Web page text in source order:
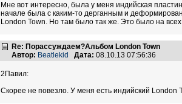
Мне вот интересно, была у меня индийская
начале была с каким-то дерганным и
London Town. Но там было так же. Это было на
Re: Порассуждаем?Альбом London Town
Автор: Beatlekid Дата: 08.10.13 07:56:36
2Павил:
Скорее не повезло. У меня есть индийский London